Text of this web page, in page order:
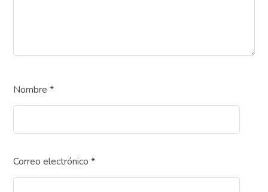
Nombre*
Correo electrónico*